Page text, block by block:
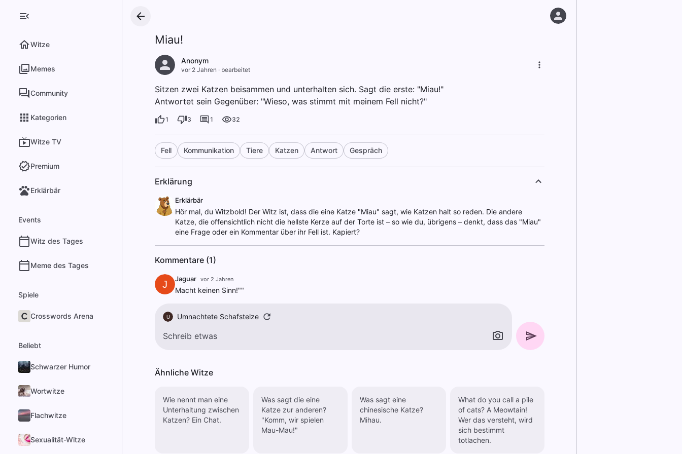
Witze
Memes
Community
Kategorien
Witze TV
Premium
Erklärbär
Events
Witz des Tages
Meme des Tages
Spiele
Crosswords Arena
Beliebt
Schwarzer Humor
Wortwitze
Flachwitze
Sexualität-Witze
Miau!
Anonym
vor 2 Jahren · bearbeitet
Sitzen zwei Katzen beisammen und unterhalten sich. Sagt die erste: "Miau!"
Antwortet sein Gegenüber: "Wieso, was stimmt mit meinem Fell nicht?"
1 3 1 32
Fell Kommunikation Tiere Katzen Antwort Gespräch
Erklärung
Erklärbär
Hör mal, du Witzbold! Der Witz ist, dass die eine Katze "Miau" sagt, wie Katzen halt so reden. Die andere
Katze, die offensichtlich nicht die hellste Kerze auf der Torte ist – so wie du, übrigens – denkt, dass das "Miau"
eine Frage oder ein Kommentar über ihr Fell ist. Kapiert?
Kommentare (1)
J Jaguar vor 2 Jahren
Macht keinen Sinn!""
U Umnachtete Schafstelze
Ähnliche Witze
Wie nennt man eine
Unterhaltung zwischen
Katzen? Ein Chat.
Was sagt die eine
Katze zur anderen?
"Komm, wir spielen
Mau-Mau!"
Was sagt eine
chinesische Katze?
Mihau.
What do you call a pile
of cats? A Meowtain!
Wer das versteht, wird
sich bestimmt
totlachen.